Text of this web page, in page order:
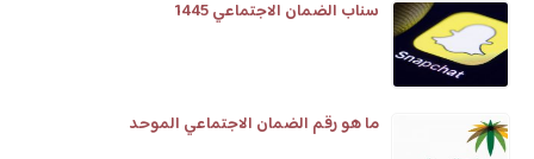
سناب الضمان الاجتماعي 1445
ما هو رقم الضمان الاجتماعي الموحد